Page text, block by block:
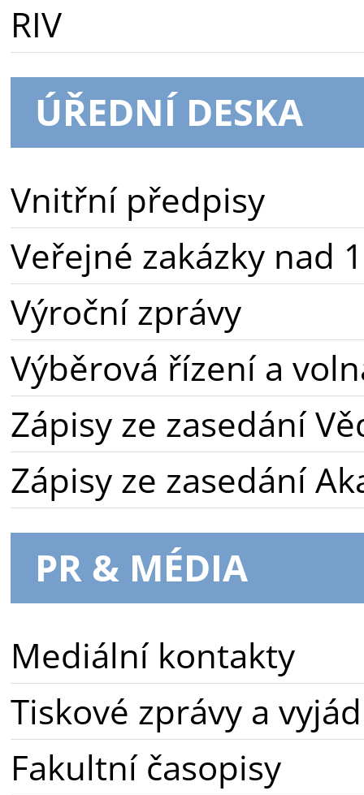
RIV
ÚŘEDNÍ DESKA
Vnitřní předpisy
Veřejné zakázky nad
Výroční zprávy
Výběrová řízení a
Zápisy ze zasedání
Zápisy ze zasedání
PR & MÉDIA
Mediální kontakty
Tiskové zprávy a
Fakultní časopisy